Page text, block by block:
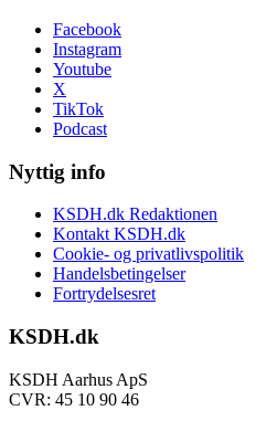
Facebook
Instagram
Youtube
X
TikTok
Podcast
Nyttig info
KSDH.dk Redaktionen
Kontakt KSDH.dk
Cookie- og privatlivspolitik
Handelsbetingelser
Fortrydelsesret
KSDH.dk
KSDH Aarhus ApS
CVR: 45 10 90 46